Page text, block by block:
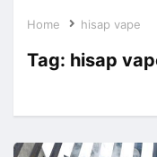
Home hisap vape
Tag: hisap